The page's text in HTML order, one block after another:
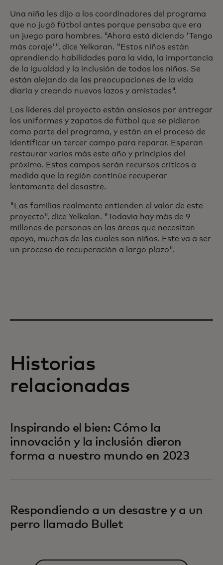
Una niña les dijo a los coordinadores del programa
que no jugó fútbol antes porque pensaba que era
un juego para hombres. "Ahora está diciendo 'Tengo
más coraje'", dice Yelkaran. "Estos niños están
aprendiendo habilidades para la vida, la importancia
de la igualdad y la inclusión de todos los niños. Se
están alejando de las preocupaciones de la vida
diaria y creando nuevos lazos y amistades".
Los líderes del proyecto están ansiosos por entregar
los uniformes y zapatos de fútbol que se pidieron
como parte del programa, y están en el proceso de
identificar un tercer campo para reparar. Esperan
restaurar varios más este año y principios del
próximo. Estos campos serán recursos críticos a
medida que la región continúe recuperar
lentamente del desastre.
"Las familias realmente entienden el valor de este
proyecto", dice Yelkalan. "Todavía hay más de 9
millones de personas en las áreas que necesitan
apoyo, muchas de las cuales son niños. Este va a ser
un proceso de recuperación a largo plazo".
Historias
relacionadas
Inspirando el bien: Cómo la
innovación y la inclusión dieron
forma a nuestro mundo en 2023
Respondiendo a un desastre y a un
perro llamado Bullet